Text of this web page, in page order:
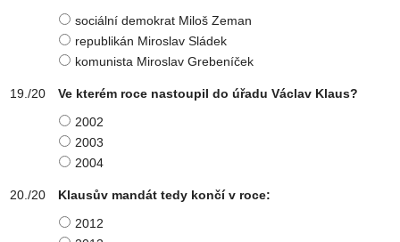
sociální demokrat Miloš Zeman
republikán Miroslav Sládek
komunista Miroslav Grebeníček
Ve kterém roce nastoupil do úřadu Václav Klaus?
2002
2003
2004
Klausův mandát tedy končí v roce:
2012